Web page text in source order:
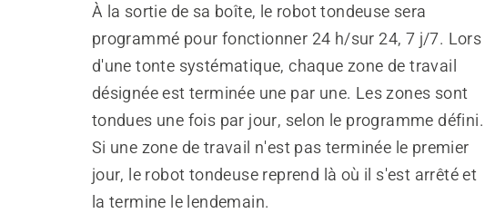
À la sortie de sa boîte, le robot tondeuse sera
programmé pour fonctionner 24 h/sur 24, 7 j/7. Lors
d'une tonte systématique, chaque zone de travail
désignée est terminée une par une. Les zones sont
tondues une fois par jour, selon le programme défini.
Si une zone de travail n'est pas terminée le premier
jour, le robot tondeuse reprend là où il s'est arrêté et
la termine le lendemain.